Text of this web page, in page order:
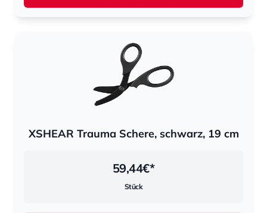
XSHEAR Trauma Schere, schwarz, 19 cm
59,44€*
Stück